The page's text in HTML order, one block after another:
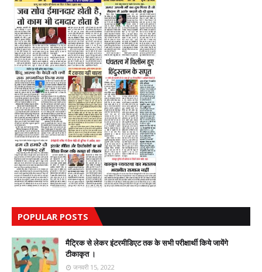
POPULAR POSTS
मैट्रिक से लेकर इंटरमीडिएट तक के सभी परीक्षार्थी किये जायेंगे
टीकाकृत ।
जनवरी 15, 2022